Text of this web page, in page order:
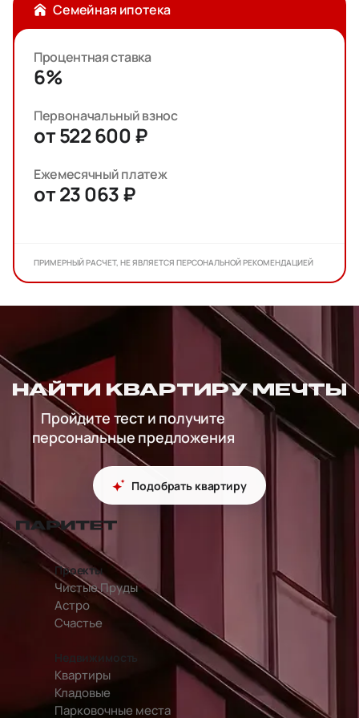
Семейная ипотека
Процентная ставка
6%
Первоначальный взнос
от 522 600 ₽
Ежемесячный платеж
от 23 063 ₽
ПРИМЕРНЫЙ РАСЧЕТ, НЕ ЯВЛЯЕТСЯ ПЕРСОНАЛЬНОЙ РЕКОМЕНДАЦИЕЙ
НАЙТИ КВАРТИРУ МЕЧТЫ
Пройдите тест и получите
персональные предложения
Подобрать квартиру
перейти на главную страницу
Проекты
Чистые Пруды
Астро
Счастье
Недвижимость
Квартиры
Кладовые
Парковочные места